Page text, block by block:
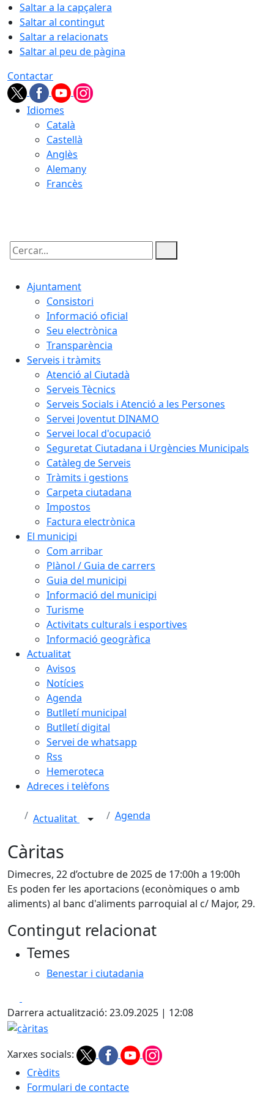
Saltar a la capçalera
Saltar al contingut
Saltar a relacionats
Saltar al peu de pàgina
Contactar
Idiomes
Català
Castellà
Anglès
Alemany
Francès
Cercar:
Ajuntament
Consistori
Informació oficial
Seu electrònica
Transparència
Serveis i tràmits
Atenció al Ciutadà
Serveis Tècnics
Serveis Socials i Atenció a les Persones
Servei Joventut DINAMO
Servei local d'ocupació
Seguretat Ciutadana i Urgències Municipals
Catàleg de Serveis
Tràmits i gestions
Carpeta ciutadana
Impostos
Factura electrònica
El municipi
Com arribar
Plànol / Guia de carrers
Guia del municipi
Informació del municipi
Turisme
Activitats culturals i esportives
Informació geogràfica
Actualitat
Avisos
Notícies
Agenda
Butlletí municipal
Butlletí digital
Servei de whatsapp
Rss
Hemeroteca
Adreces i telèfons
Actualitat Agenda
Càritas
Dimecres, 22 d’octubre de 2025 de 17:00h a 19:00h
Es poden fer les aportacions (econòmiques o amb
aliments) al banc d'aliments parroquial al c/ Major, 29.
Contingut relacionat
Temes
Benestar i ciutadania
Darrera actualització: 23.09.2025 | 12:08
càritas
Xarxes socials:
Crèdits
Formulari de contacte